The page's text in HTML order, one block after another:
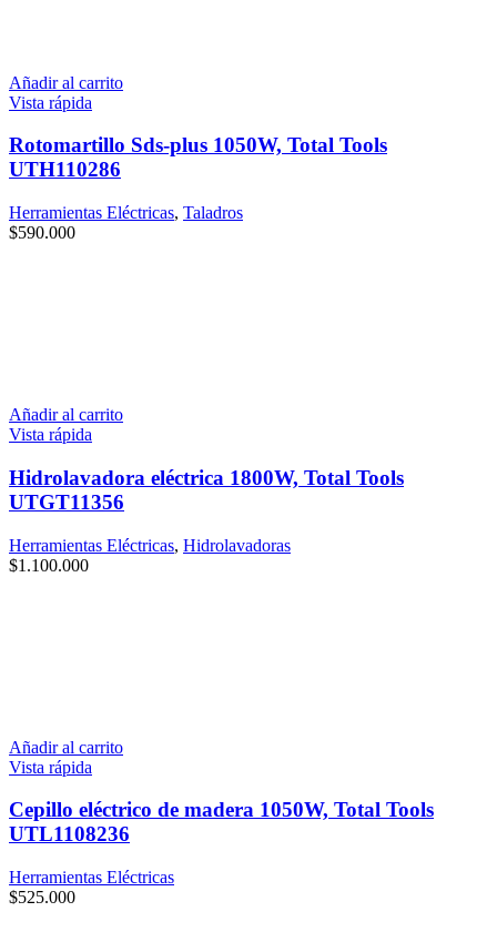
Añadir al carrito
Vista rápida
Rotomartillo Sds-plus 1050W, Total Tools
UTH110286
Herramientas Eléctricas, Taladros
$590.000
Añadir al carrito
Vista rápida
Hidrolavadora eléctrica 1800W, Total Tools
UTGT11356
Herramientas Eléctricas, Hidrolavadoras
$1.100.000
Añadir al carrito
Vista rápida
Cepillo eléctrico de madera 1050W, Total Tools
UTL1108236
Herramientas Eléctricas
$525.000